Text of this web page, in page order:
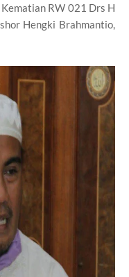
RW 021 Drs H
Hengki Brahmantio,